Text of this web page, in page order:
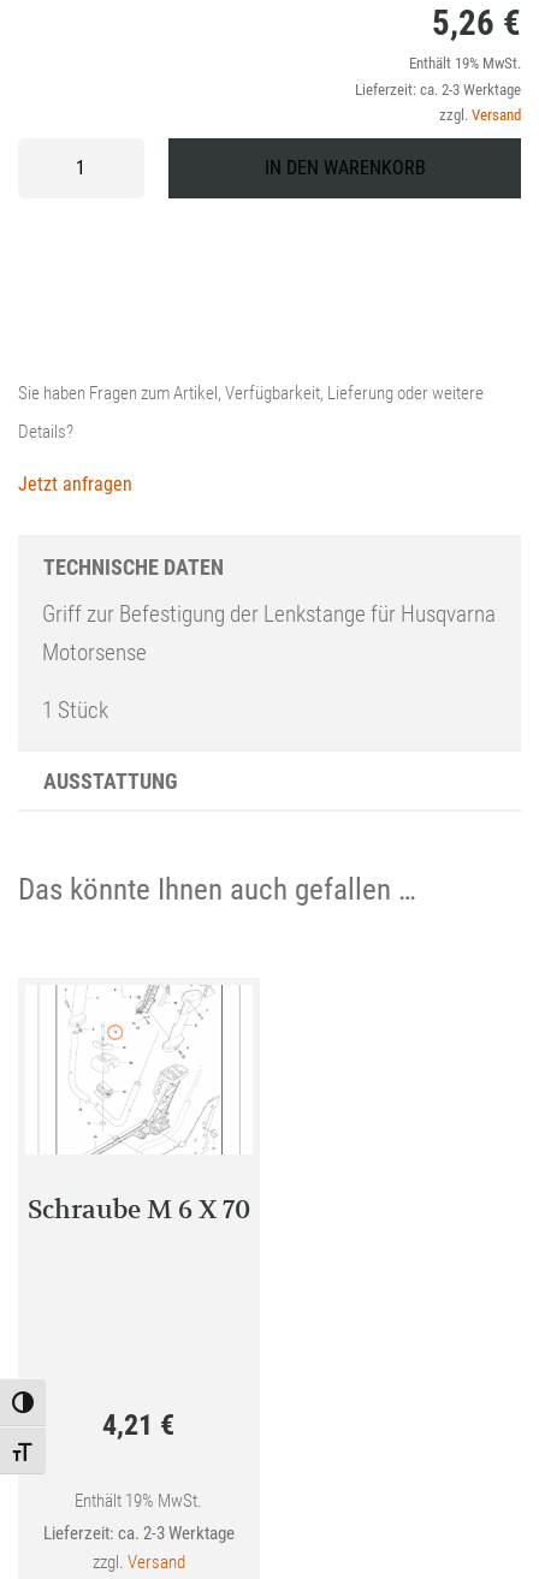
Toggle High Contrast
Toggle Font size
5,26 €
Enthält 19% MwSt.
Lieferzeit: ca. 2-3 Werktage
zzgl. Versand
IN DEN WARENKORB
Sie haben Fragen zum Artikel, Verfügbarkeit, Lieferung oder weitere
Details?
Jetzt anfragen
TECHNISCHE DATEN
Griff zur Befestigung der Lenkstange für Husqvarna
Motorsense
1 Stück
AUSSTATTUNG
Das könnte Ihnen auch gefallen …
Schraube M 6 X 70
4,21 €
Enthält 19% MwSt.
Lieferzeit: ca. 2-3 Werktage
zzgl. Versand